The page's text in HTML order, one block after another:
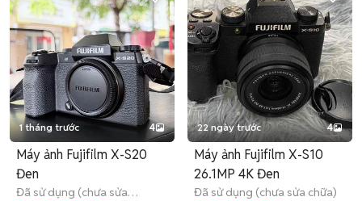
1 tháng trước 4
Máy ảnh Fujifilm X-S20
Đen
Đã sử dụng (chưa sửa
22 ngày trước 4
Máy ảnh Fujifilm X-S10
26.1MP 4K Đen
Đã sử dụng (chưa sửa chữa)